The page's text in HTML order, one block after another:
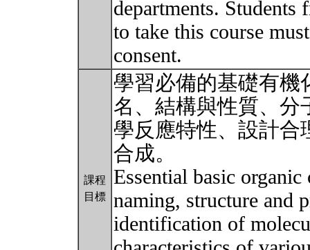
departments.
to take this course
consent.
課程
目標
學習必備的基礎有機
名、結構與性質、分
學反應特性、設計合
合成。
Essential basic
naming, structure and
identification of